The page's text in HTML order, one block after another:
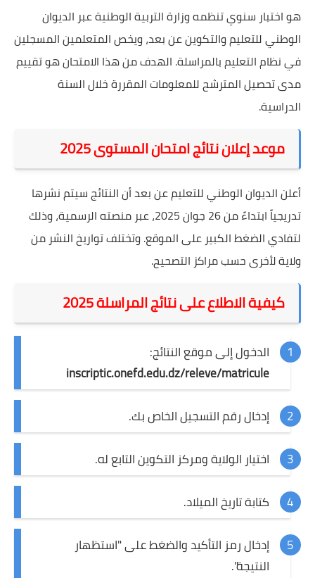
هو اختبار سنوي تنظمه وزارة التربية الوطنية عبر الديوان
الوطني للتعليم والتكوين عن بعد، ويخص المتعلمين المسجلين
في نظام التعليم بالمراسلة. الهدف من هذا الامتحان هو تقييم
مدى تحصيل المترشح للمعلومات المقررة خلال السنة
الدراسية.
موعد إعلان نتائج امتحان المستوى 2025
أعلن الديوان الوطني للتعليم عن بعد أن النتائج سيتم نشرها
تدريجياً ابتداءً من 26 جوان 2025، عبر منصته الرسمية، وذلك
لتفادي الضغط الكبير على الموقع. وتختلف تواريخ النشر من
ولاية لأخرى حسب مراكز التصحيح.
كيفية الاطلاع على نتائج المراسلة 2025
الدخول إلى موقع النتائج:
inscriptic.onefd.edu.dz/releve/matricule
إدخال رقم التسجيل الخاص بك.
اختيار الولاية ومركز التكوين التابع له.
كتابة تاريخ الميلاد.
إدخال رمز التأكيد والضغط على "استظهار
النتيجة".